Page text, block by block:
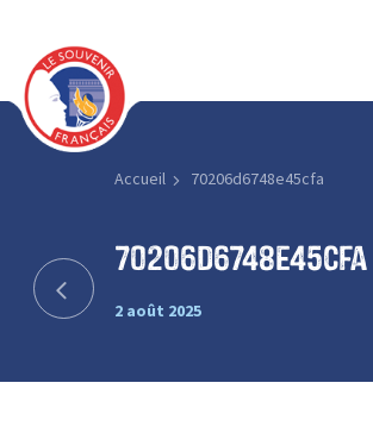
Accueil 70206d6748e45cfa
70206d6748e45cfa
2 août 2025